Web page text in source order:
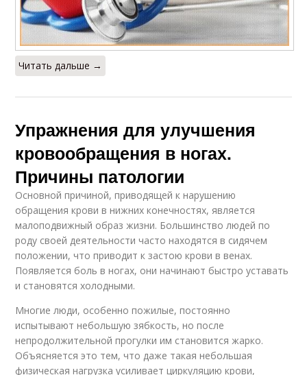
Читать дальше →
Упражнения для улучшения
кровообращения в ногах.
Причины патологии
Основной причиной, приводящей к нарушению
обращения крови в нижних конечностях, является
малоподвижный образ жизни. Большинство людей по
роду своей деятельности часто находятся в сидячем
положении, что приводит к застою крови в венах.
Появляется боль в ногах, они начинают быстро уставать
и становятся холодными.
Многие люди, особенно пожилые, постоянно
испытывают небольшую зябкость, но после
непродолжительной прогулки им становится жарко.
Объясняется это тем, что даже такая небольшая
физическая нагрузка усиливает циркуляцию крови,